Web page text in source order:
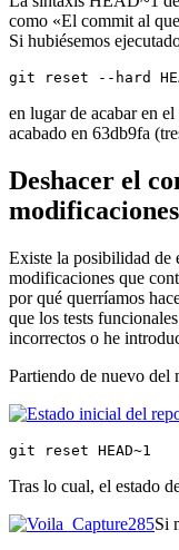
como «El commit al
Si hubiésemos
git reset --hard
en lugar de acabar en
acabado en 63db9fa
Deshacer el
modificaciones
Existe la posibilidad de
modificaciones que
por qué querríamos
que los tests
incorrectos o he
Partiendo de nuevo del
git reset HEAD~1
Tras lo cual, el estado
Si